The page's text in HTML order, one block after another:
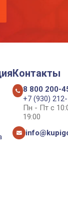
Контакты
8 800 200-
+7 (930)
Пн - Пт с
19:00